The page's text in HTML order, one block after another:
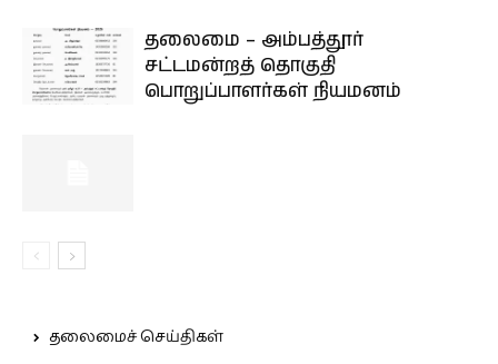
தலைமை – அம்பத்தூர்
சட்டமன்றத் தொகுதி
பொறுப்பாளர்கள் நியமனம்
தலைமைச் செய்திகள்